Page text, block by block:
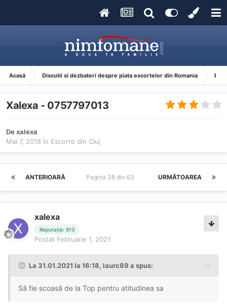
Acasă Discutii si dezbateri despre piata escortelor din Romania
Xalexa - 0757797013
Dexalexa
Mai 7, 2018 în Escorte din Cluj
ANTERIOARĂ URMĂTOAREA
Pagina 38 din 63
xalexa
Reputație: 913
Postat Februarie 1, 2021
La 31.01.2021 la 16:18, laurc89 a spus:
Să fie scoasă de la Top pentru atitudinea sa